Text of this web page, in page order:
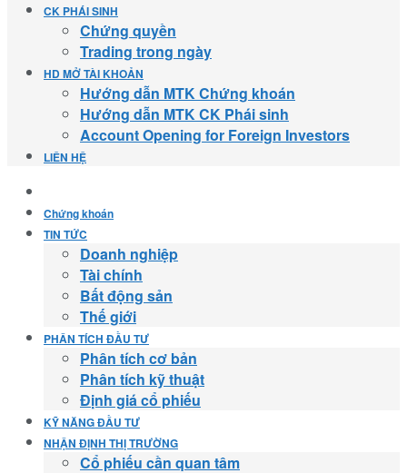
CK PHÁI SINH
Chứng quyền
Trading trong ngày
HD MỞ TÀI KHOẢN
Hướng dẫn MTK Chứng khoán
Hướng dẫn MTK CK Phái sinh
Account Opening for Foreign Investors
LIÊN HỆ
Chứng khoán
TIN TỨC
Doanh nghiệp
Tài chính
Bất động sản
Thế giới
PHÂN TÍCH ĐẦU TƯ
Phân tích cơ bản
Phân tích kỹ thuật
Định giá cổ phiếu
KỸ NĂNG ĐẦU TƯ
NHẬN ĐỊNH THỊ TRƯỜNG
Cổ phiếu cần quan tâm